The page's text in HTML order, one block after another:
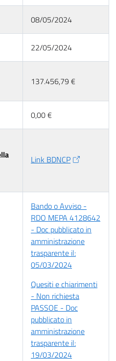
08/05/2024
22/05/2024
137.456,79 €
0,00 €
Link BDNCP
Bando o Avviso -
RDO MEPA 4128642
- Doc pubblicato in
amministrazione
trasparente il:
05/03/2024
Quesiti e chiarimenti
- Non richiesta
PASSOE - Doc
pubblicato in
amministrazione
trasparente il:
19/03/2024